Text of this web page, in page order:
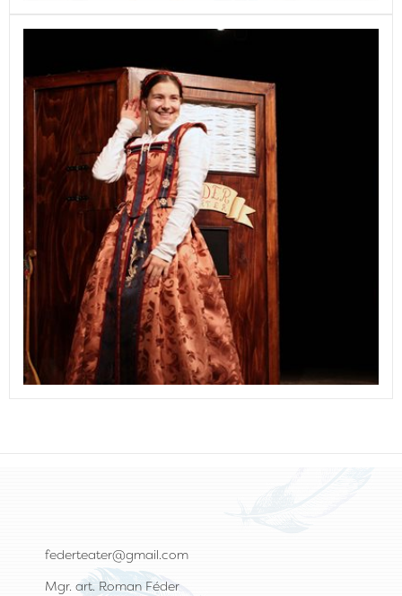
federteater@gmail.com
Mgr. art. Roman Féder